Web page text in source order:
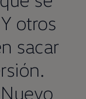
otros
sacar